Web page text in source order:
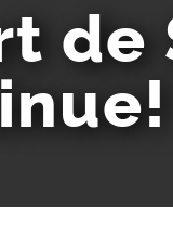
de